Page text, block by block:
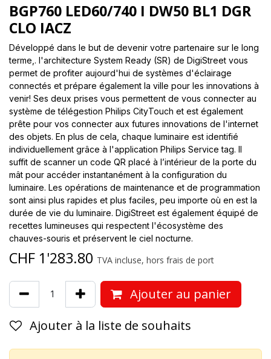
BGP760 LED60/740 I DW50 BL1 DGR
CLO IACZ
Développé dans le but de devenir votre partenaire sur le long
terme,. l'architecture System Ready (SR) de DigiStreet vous
permet de profiter aujourd'hui de systèmes d'éclairage
connectés et prépare également la ville pour les innovations à
venir! Ses deux prises vous permettent de vous connecter au
système de télégestion Philips CityTouch et est également
prête pour vos connecter aux futures innovations de l'internet
des objets. En plus de cela, chaque luminaire est identifié
individuellement grâce à l'application Philips Service tag. Il
suffit de scanner un code QR placé à l’intérieur de la porte du
mât pour accéder instantanément à la configuration du
luminaire. Les opérations de maintenance et de programmation
sont ainsi plus rapides et plus faciles, peu importe où en est la
durée de vie du luminaire. DigiStreet est également équipé de
recettes lumineuses qui respectent l'écosystème des
chauves-souris et préservent le ciel nocturne.
CHF 1'283.80 TVA incluse, hors frais de port
Ajouter au panier
Ajouter à la liste de souhaits